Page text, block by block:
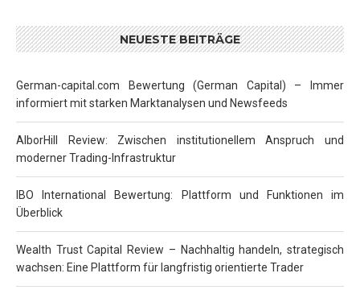
NEUESTE BEITRÄGE
German-capital.com Bewertung (German Capital) – Immer
informiert mit starken Marktanalysen und Newsfeeds
AlborHill Review: Zwischen institutionellem Anspruch und
moderner Trading-Infrastruktur
IBO International Bewertung: Plattform und Funktionen im
Überblick
Wealth Trust Capital Review – Nachhaltig handeln, strategisch
wachsen: Eine Plattform für langfristig orientierte Trader